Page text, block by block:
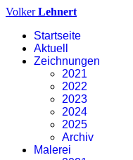
VolkerLehnert
Startseite
Aktuell
Zeichnungen
2021
2022
2023
2024
2025
Archiv
Malerei